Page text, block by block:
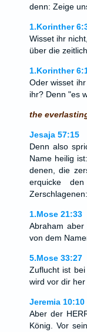
denn: Zeige
1.Korinther
Wisset ihr
über die
1.Korinther
Oder wisset
ihr? Denn "es
the
Jesaja 57:15
Denn also
Name heilig
denen, die
erquicke
Zerschlagenen:
1.Mose 21:33
Abraham
von dem
5.Mose 33:27
Zuflucht ist
wird vor dir
Jeremia 10:10
Aber der
König. Vor